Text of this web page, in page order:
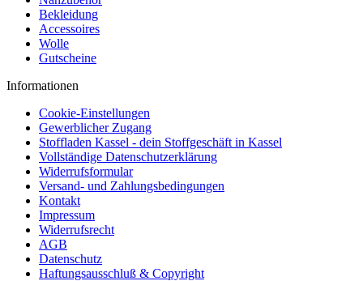
Bekleidung
Accessoires
Wolle
Gutscheine
Informationen
Cookie-Einstellungen
Gewerblicher Zugang
Stoffladen Kassel - dein Stoffgeschäft in Kassel
Vollständige Datenschutzerklärung
Widerrufsformular
Versand- und Zahlungsbedingungen
Kontakt
Impressum
Widerrufsrecht
AGB
Datenschutz
Haftungsausschluß & Copyright